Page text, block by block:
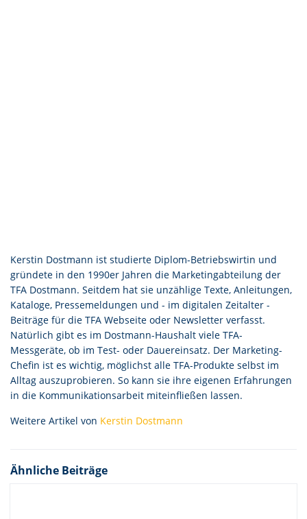
Kerstin Dostmann ist studierte Diplom-Betriebswirtin und
gründete in den 1990er Jahren die Marketingabteilung der
TFA Dostmann. Seitdem hat sie unzählige Texte, Anleitungen,
Kataloge, Pressemeldungen und - im digitalen Zeitalter -
Beiträge für die TFA Webseite oder Newsletter verfasst.
Natürlich gibt es im Dostmann-Haushalt viele TFA-
Messgeräte, ob im Test- oder Dauereinsatz. Der Marketing-
Chefin ist es wichtig, möglichst alle TFA-Produkte selbst im
Alltag auszuprobieren. So kann sie ihre eigenen Erfahrungen
in die Kommunikationsarbeit miteinfließen lassen.
Weitere Artikel von Kerstin Dostmann
Ähnliche Beiträge